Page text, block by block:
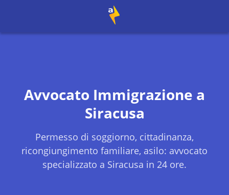
Avvocato Immigrazione a
Siracusa
Permesso di soggiorno, cittadinanza,
ricongiungimento familiare, asilo: avvocato
specializzato a Siracusa in 24 ore.